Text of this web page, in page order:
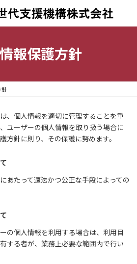
報保護方針
針
、個人情報を適切に管理することを重
ユーザーの個人情報を取り扱う場合に
方針に則り、その保護に努めます。
あたって適法かつ公正な手段によっての
の個人情報を利用する場合は、利用目
する者が、業務上必要な範囲内で行い